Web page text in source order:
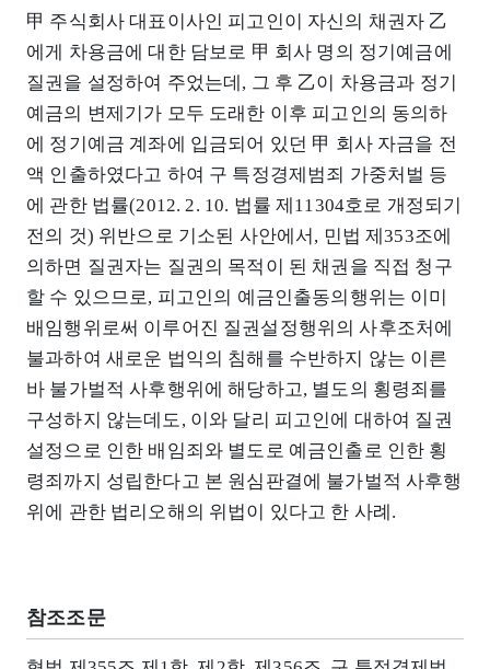
甲 주식회사 대표이사인 피고인이 자신의 채권자 乙
에게 차용금에 대한 담보로 甲 회사 명의 정기예금에
질권을 설정하여 주었는데, 그 후 乙이 차용금과 정기
예금의 변제기가 모두 도래한 이후 피고인의 동의하
에 정기예금 계좌에 입금되어 있던 甲 회사 자금을 전
액 인출하였다고 하여 구 특정경제범죄 가중처벌 등
에 관한 법률(2012. 2. 10. 법률 제11304호로 개정되기
전의 것) 위반으로 기소된 사안에서, 민법 제353조에
의하면 질권자는 질권의 목적이 된 채권을 직접 청구
할 수 있으므로, 피고인의 예금인출동의행위는 이미
배임행위로써 이루어진 질권설정행위의 사후조처에
불과하여 새로운 법익의 침해를 수반하지 않는 이른
바 불가벌적 사후행위에 해당하고, 별도의 횡령죄를
구성하지 않는데도, 이와 달리 피고인에 대하여 질권
설정으로 인한 배임죄와 별도로 예금인출로 인한 횡
령죄까지 성립한다고 본 원심판결에 불가벌적 사후행
위에 관한 법리오해의 위법이 있다고 한 사례.
참조조문